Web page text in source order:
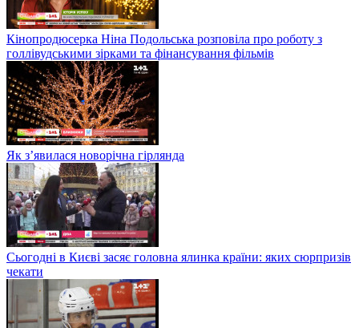
Кінопродюсерка Ніна Подольська розповіла про роботу з
голлівудськими зірками та фінансування фільмів
Як з’явилася новорічна гірлянда
Сьогодні в Києві засяє головна ялинка країни: яких сюрпризів
чекати